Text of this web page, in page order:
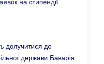
на стипендії
долучитися до
держави Баварія